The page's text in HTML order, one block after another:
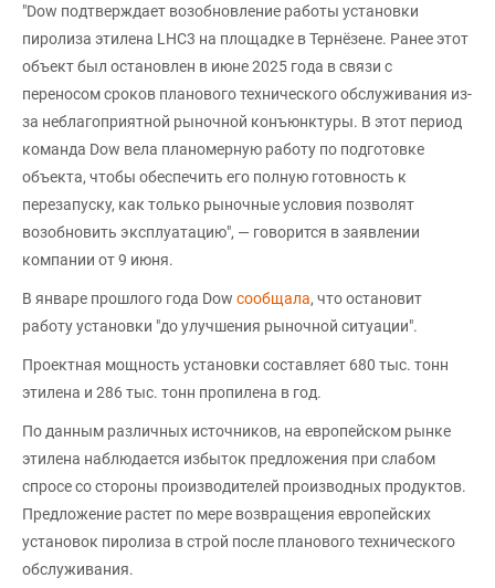
"Dow подтверждает возобновление работы установки
пиролиза этилена LHC3 на площадке в Тернёзене. Ранее этот
объект был остановлен в июне 2025 года в связи с
переносом сроков планового технического обслуживания из-
за неблагоприятной рыночной конъюнктуры. В этот период
команда Dow вела планомерную работу по подготовке
объекта, чтобы обеспечить его полную готовность к
перезапуску, как только рыночные условия позволят
возобновить эксплуатацию", — говорится в заявлении
компании от 9 июня.
В январе прошлого года Dow сообщала, что остановит
работу установки "до улучшения рыночной ситуации".
Проектная мощность установки составляет 680 тыс. тонн
этилена и 286 тыс. тонн пропилена в год.
По данным различных источников, на европейском рынке
этилена наблюдается избыток предложения при слабом
спросе со стороны производителей производных продуктов.
Предложение растет по мере возвращения европейских
установок пиролиза в строй после планового технического
обслуживания.